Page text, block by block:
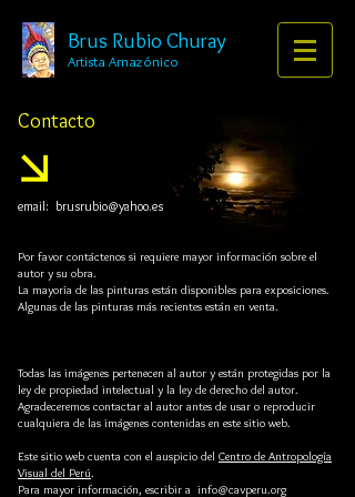
Brus Rubio Churay
Artista Amazónico
Contacto
email: brusrubio@yahoo.es
Por favor contáctenos si requiere mayor información sobre el
autor y su obra.
La mayoría de las pinturas están disponibles para exposiciones.
Algunas de las pinturas más recientes están en venta.
Todas las imágenes pertenecen al autor y están protegidas por la
ley de propiedad intelectual y la ley de derecho del autor.
Agradeceremos contactar al autor antes de usar o reproducir
cualquiera de las imágenes contenidas en este sitio web.
Este sitio web cuenta con el auspicio del Centro de Antropología
Visual del Perú.
Para mayor información, escribir a info@cavperu.org